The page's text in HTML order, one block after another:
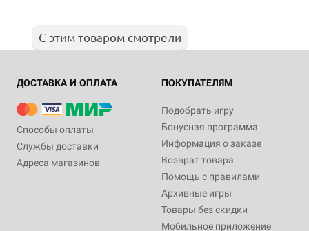
С этим товаром смотрели
ДОСТАВКА И ОПЛАТА
Способы оплаты
Службы доставки
Адреса магазинов
ПОКУПАТЕЛЯМ
Подобрать игру
Бонусная программа
Информация о заказе
Возврат товара
Помощь с правилами
Архивные игры
Товары без скидки
Мобильное приложение